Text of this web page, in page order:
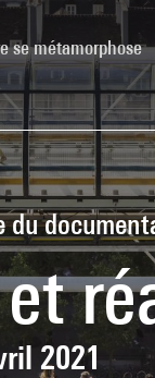
se métamorphose
du
2021